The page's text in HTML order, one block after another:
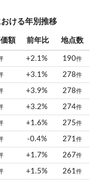
ける年別推移
額 前年比 地点数
+2.1% 190件
+3.1% 278件
+3.9% 278件
+3.2% 274件
+1.6% 275件
-0.4% 271件
+1.7% 267件
+1.5% 261件